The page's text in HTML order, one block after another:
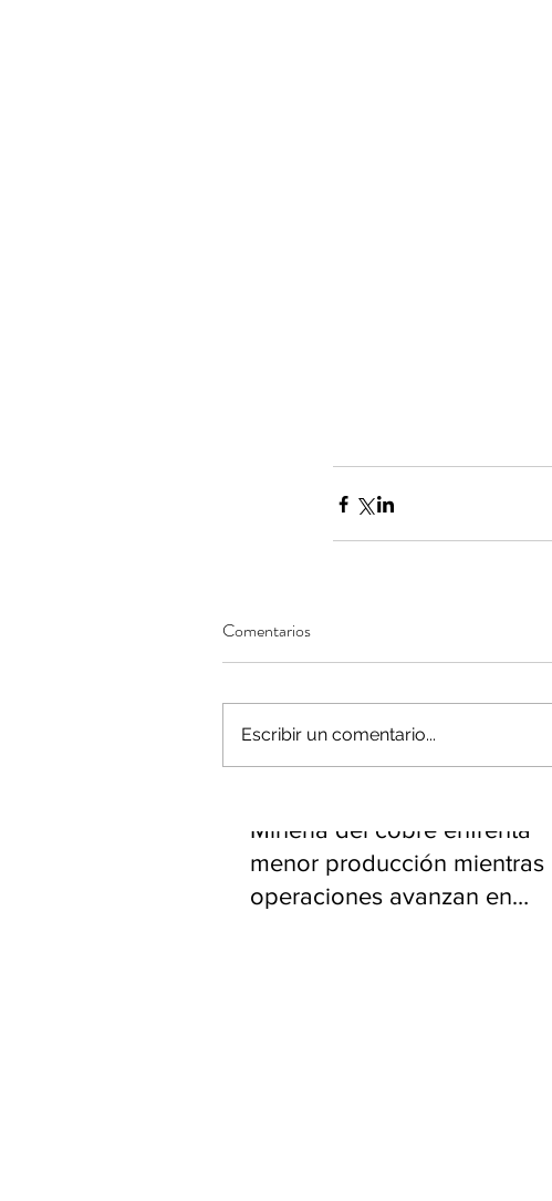
Our Recent Posts
Minería del cobre enfrenta
menor producción mientras
operaciones avanzan en
Comentarios
Escribir un comentario...